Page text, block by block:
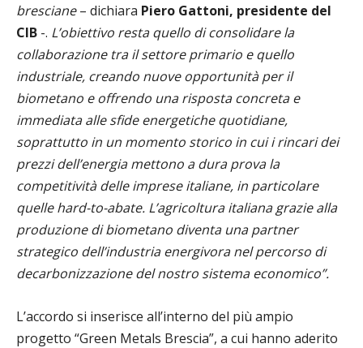
bresciane– dichiara Piero Gattoni, presidente del
CIB -. L’obiettivo resta quello di consolidare la
collaborazione tra il settore primario e quello
industriale, creando nuove opportunità per il
biometano e offrendo una rispostaconcreta e
immediata alle sfide energetiche quotidiane,
soprattutto in un momento storico in cui i rincari dei
prezzi dell’energia mettono a dura prova la
competitività delle imprese italiane, in particolare
quelle hard-to-abate. L’agricoltura italiana grazie alla
produzione di biometano diventa una partner
strategico dell’industria energivora nel percorso di
decarbonizzazione del nostro sistema economico”.
L’accordo si inserisce all’interno del più ampio
progetto “Green Metals Brescia”, a cui hanno aderito